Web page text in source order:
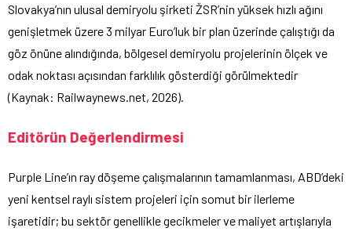
Slovakya’nın ulusal demiryolu şirketi ŽSR’nin yüksek hızlı ağını
genişletmek üzere 3 milyar Euro’luk bir plan üzerinde çalıştığı da
göz önüne alındığında, bölgesel demiryolu projelerinin ölçek ve
odak noktası açısından farklılık gösterdiği görülmektedir
(Kaynak: Railwaynews.net, 2026).
Editörün Değerlendirmesi
Purple Line’ın ray döşeme çalışmalarının tamamlanması, ABD’deki
yeni kentsel raylı sistem projeleri için somut bir ilerleme
işaretidir; bu sektör genellikle gecikmeler ve maliyet artışlarıyla